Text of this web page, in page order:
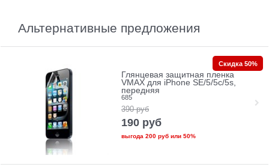
Альтернативные предложения
Глянцевая защитная пленка
VMAX для iPhone SE/5/5c/5s,
передняя
685
390 руб
190 руб
выгода 200 рубили 50%
Скидка 50%